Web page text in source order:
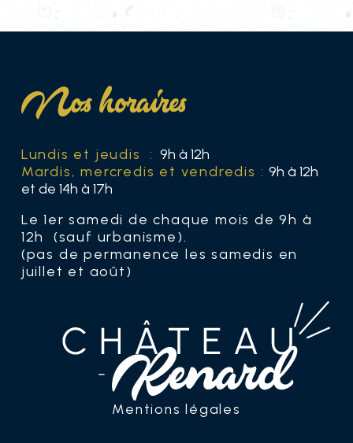
Nos horaires
Lundis et jeudis : 9h à 12h
Mardis, mercredis et vendredis :9h à 12h
et de 14h à 17h
Le 1er samedi de chaque mois de 9h à
12h (sauf urbanisme).
(pas de permanence les samedis en
juillet et août)
Mentions légales